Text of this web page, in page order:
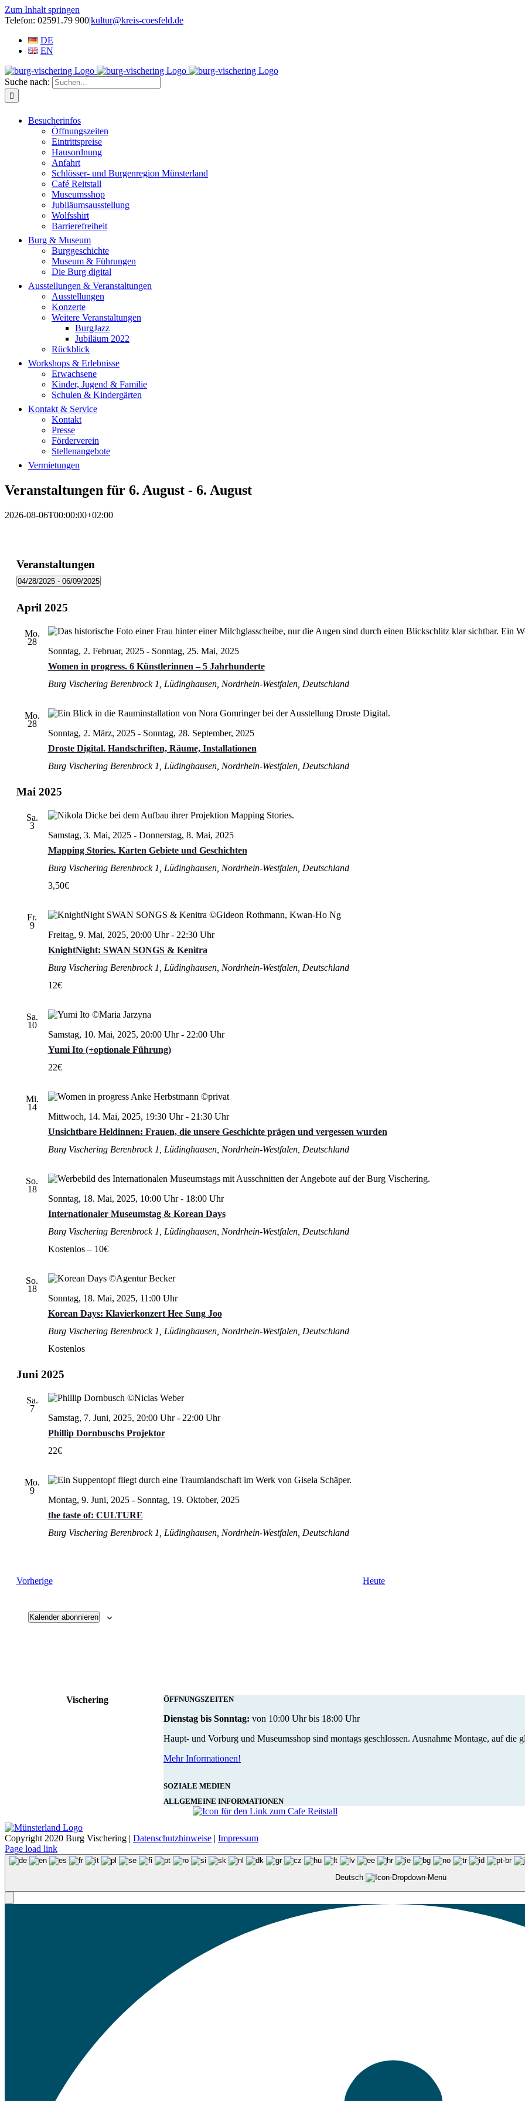
Zum Inhalt springen
Telefon: 02591.79 900|kultur@kreis-coesfeld.de
DE
EN
Suche nach:
Besucherinfos
Öffnungszeiten
Eintrittspreise
Hausordnung
Anfahrt
Schlösser- und Burgenregion Münsterland
Café Reitstall
Museumsshop
Jubiläumsausstellung
Wolfsshirt
Barrierefreiheit
Burg & Museum
Burggeschichte
Museum & Führungen
Die Burg digital
Ausstellungen & Veranstaltungen
Ausstellungen
Konzerte
Weitere Veranstaltungen
BurgJazz
Jubiläum 2022
Rückblick
Workshops & Erlebnisse
Erwachsene
Kinder, Jugend & Familie
Schulen & Kindergärten
Kontakt & Service
Kontakt
Presse
Förderverein
Stellenangebote
Vermietungen
Veranstaltungen für 6. August - 6. August
2026-08-06T00:00:00+02:00
Veranstaltungen
04/28/2025 - 06/09/2025
wählen.
April 2025
Mo.
28
Women in progress. 6 Künstlerinnen – 5 Jahrhunderte
Sonntag, 2. Februar, 2025- Sonntag, 25. Mai, 2025
Burg Vischering Berenbrock 1, Lüdinghausen, Nordrhein-Westfalen, Deutschland
Mo.
28
Droste Digital. Handschriften, Räume, Installationen
Sonntag, 2. März, 2025- Sonntag, 28. September, 2025
Burg Vischering Berenbrock 1, Lüdinghausen, Nordrhein-Westfalen, Deutschland
Mai 2025
Sa.
3
Mapping Stories. Karten Gebiete und Geschichten
Samstag, 3. Mai, 2025- Donnerstag, 8. Mai, 2025
Burg Vischering Berenbrock 1, Lüdinghausen, Nordrhein-Westfalen, Deutschland
3,50€
Fr.
9
KnightNight: SWAN SONGS & Kenitra
Freitag, 9. Mai, 2025, 20:00 Uhr- 22:30 Uhr
Burg Vischering Berenbrock 1, Lüdinghausen, Nordrhein-Westfalen, Deutschland
12€
Sa.
10
Yumi Ito (+optionale Führung)
Samstag, 10. Mai, 2025, 20:00 Uhr- 22:00 Uhr
22€
Mi.
14
Unsichtbare Heldinnen: Frauen, die unsere Geschichte prägen und vergessen wurden
Mittwoch, 14. Mai, 2025, 19:30 Uhr- 21:30 Uhr
Burg Vischering Berenbrock 1, Lüdinghausen, Nordrhein-Westfalen, Deutschland
So.
18
Internationaler Museumstag & Korean Days
Sonntag, 18. Mai, 2025, 10:00 Uhr- 18:00 Uhr
Burg Vischering Berenbrock 1, Lüdinghausen, Nordrhein-Westfalen, Deutschland
Kostenlos – 10€
So.
18
Korean Days: Klavierkonzert Hee Sung Joo
Sonntag, 18. Mai, 2025, 11:00 Uhr
Burg Vischering Berenbrock 1, Lüdinghausen, Nordrhein-Westfalen, Deutschland
Kostenlos
Juni 2025
Sa.
7
Phillip Dornbuschs Projektor
Samstag, 7. Juni, 2025, 20:00 Uhr- 22:00 Uhr
22€
Mo.
9
the taste of: CULTURE
Montag, 9. Juni, 2025- Sonntag, 19. Oktober, 2025
Burg Vischering Berenbrock 1, Lüdinghausen, Nordrhein-Westfalen, Deutschland
VorherigeVeranstaltungen Heute
Kalender abonnieren
ÖFFNUNGSZEITEN
Dienstag bis Sonntag: von 10:00 Uhr bis 18:00 Uhr
Haupt- und Vorburg und Museumsshop sind montags geschlossen. Ausnahme Montage, auf
Mehr Informationen!
SOZIALE MEDIEN
ALLGEMEINE INFORMATIONEN
Vischering
Copyright 2020 Burg Vischering | Datenschutzhinweise | Impressum
Page load link
Deutsch